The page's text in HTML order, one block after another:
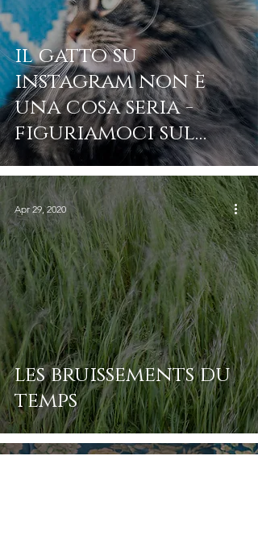
il gatto su
instagram non è
una cosa seria -
figuriamoci sul
sito
les bruissements du
temps
Apr 29, 2020